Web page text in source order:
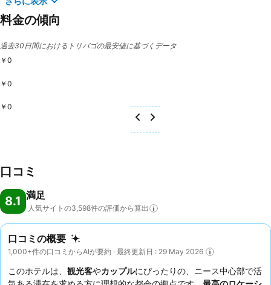
料金の傾向
過去30日間におけるトリバゴの最安値に基づくデータ
￥0
￥0
￥0
口コミ
8.1 満足
人気サイトの3,598件の評価から算出
口コミの概要
1,000+件の口コミからAIが要約 · 最終更新日 : 29 May 2026
このホテルは、 観光客やカップルにぴったりの、ニース中心部で活